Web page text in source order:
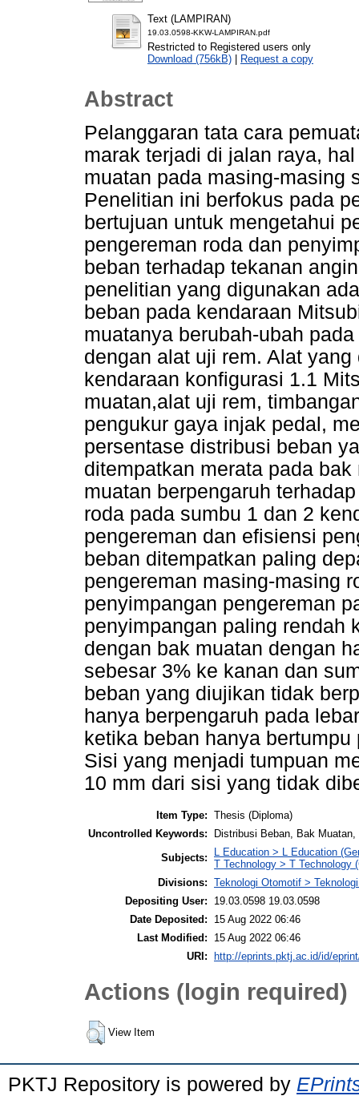
Text (LAMPIRAN)
19.03.0598-KKW-LAMPIRAN.pdf
Restricted to Registered users only
Download (756kB)
Request a copy
Abstract
Pelanggaran tata cara
marak terjadi di jalan raya,
muatan pada masing-masing
Penelitian ini berfokus pada
bertujuan untuk mengetahui
pengereman roda dan
beban terhadap tekanan
penelitian yang digunakan
beban pada kendaraan
muatanya berubah-ubah
dengan alat uji rem. Alat
kendaraan konfigurasi 1.1
muatan,alat uji rem,
pengukur gaya injak pedal,
persentase distribusi beban
ditempatkan merata pada
muatan berpengaruh
roda pada sumbu 1 dan 2
pengereman dan efisiensi
beban ditempatkan paling
pengereman masing-masing
penyimpangan pengereman
penyimpangan paling rendah
dengan bak muatan dengan
sebesar 3% ke kanan dan
beban yang diujikan tidak
hanya berpengaruh pada
ketika beban hanya
Sisi yang menjadi tumpuan
10 mm dari sisi yang tidak
Item Type: Thesis (Diploma)
Uncontrolled Keywords:
Distribusi Beban, Bak
Subjects:
L Education > L Education
T Technology > T Technology
Divisions: Teknologi Otomotif >
Depositing User:
19.03.0598 19.03.0598
Date Deposited:
15 Aug 2022 06:46
Last Modified:
15 Aug 2022 06:46
URI:
http://eprints.pktj.ac.id/id/
Actions (login required)
View Item
PKTJ Repository is powered by